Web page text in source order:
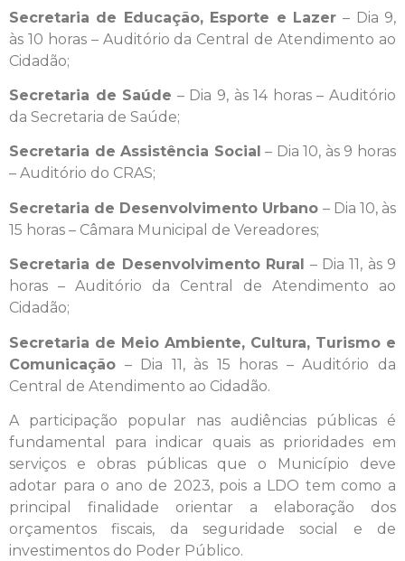
Secretaria de Educação, Esporte e Lazer– Dia 9,
às 10 horas – Auditório da Central de Atendimento ao
Cidadão;
Secretaria de Saúde – Dia 9, às 14 horas – Auditório
da Secretaria de Saúde;
Secretaria de Assistência Social – Dia 10, às 9 horas
– Auditório do CRAS;
Secretaria de Desenvolvimento Urbano – Dia 10, às
15 horas – Câmara Municipal de Vereadores;
Secretaria de Desenvolvimento Rural
– Dia 11, às 9
horas – Auditório da Central de Atendimento ao
Cidadão;
Secretaria de Meio Ambiente, Cultura, Turismo e
Comunicação – Dia 11, às 15 horas – Auditório da
Central de Atendimento ao Cidadão.
A participação popular nas audiências públicas é
fundamental para indicar quais as prioridades em
serviços e obras públicas que o Município deve
adotar para o ano de 2023, pois a LDO tem como a
principal finalidade orientar a elaboração dos
orçamentos fiscais, da seguridade social e de
investimentos do Poder Público.